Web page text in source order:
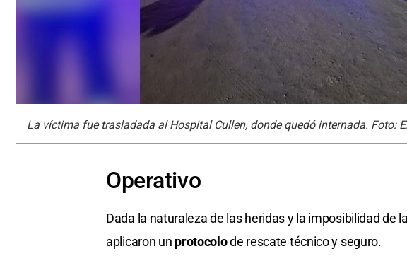
La víctima fue trasladada al Hospital Cullen, donde quedó internada. Foto:
Operativo
Dada la naturaleza de las heridas y la imposibilidad de
aplicaron un protocolode rescate técnico y seguro.